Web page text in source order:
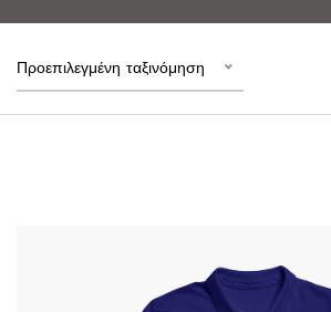
Προεπιλεγμένη ταξινόμηση